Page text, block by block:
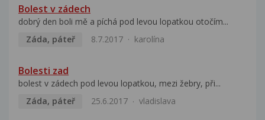
Bolest v zádech
dobrý den boli mě a píchá pod levou lopatkou otočím...
Záda, páteř
8.7.2017 karolína
Bolesti zad
bolest v zádech pod levou lopatkou, mezi žebry, při...
Záda, páteř
25.6.2017 vladislava